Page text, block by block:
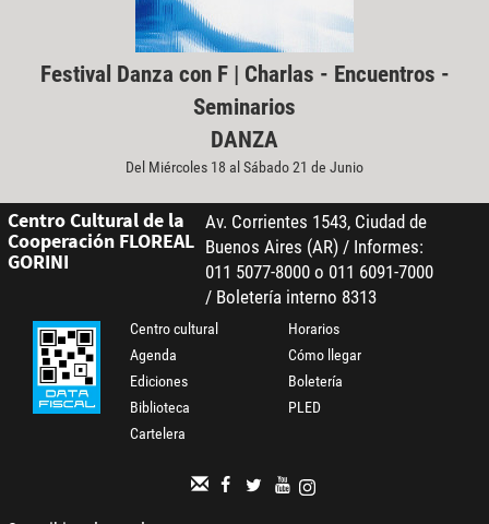
Festival Danza con F | Charlas - Encuentros -
Seminarios
DANZA
Del Miércoles 18 al Sábado 21 de Junio
Centro Cultural de la
Cooperación FLOREAL
GORINI
Av. Corrientes 1543, Ciudad de
Buenos Aires (AR) / Informes:
011 5077-8000 o 011 6091-7000
/ Boletería interno 8313
Centro cultural
Agenda
Ediciones
Biblioteca
Cartelera
Horarios
Cómo llegar
Boletería
PLED